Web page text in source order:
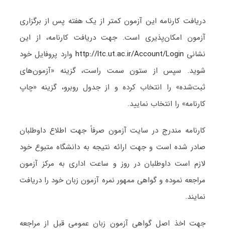
دریافت کارنامه این آزمون کمتر از یک هفته پس از برگزاری
آزمون امکان‌پذیری است. جهت دریافت کارنامه، از این
نشانی http://ltc.ut.ac.ir/Account/Login وارد پروفایل خود
شوید. سپس از ستون سمت راست، گزینه «آزمون‌های
ثبت‌شده» را انتخاب کرده و از جدول روبرو، گزینه «چاپ
کارنامه» را انتخاب نمایید.
کارنامه مندرج در سایت آزمون صرفاً جهت اطلاع داوطلبان
صادر شده است و جهت ارائه نتیجه به دانشگاه متبوع خود
لازم است داوطلبان در روز و ساعت اداری به مرکز آزمون
مراجعه نموده و گواهی ممهور نمره آزمون زبان خود را دریافت
نمایند.
جهت اخذ اصل گواهی آزمون زبان عمومی قبل از مراجعه